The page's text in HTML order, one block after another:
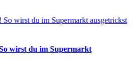
wirst du im Supermarkt